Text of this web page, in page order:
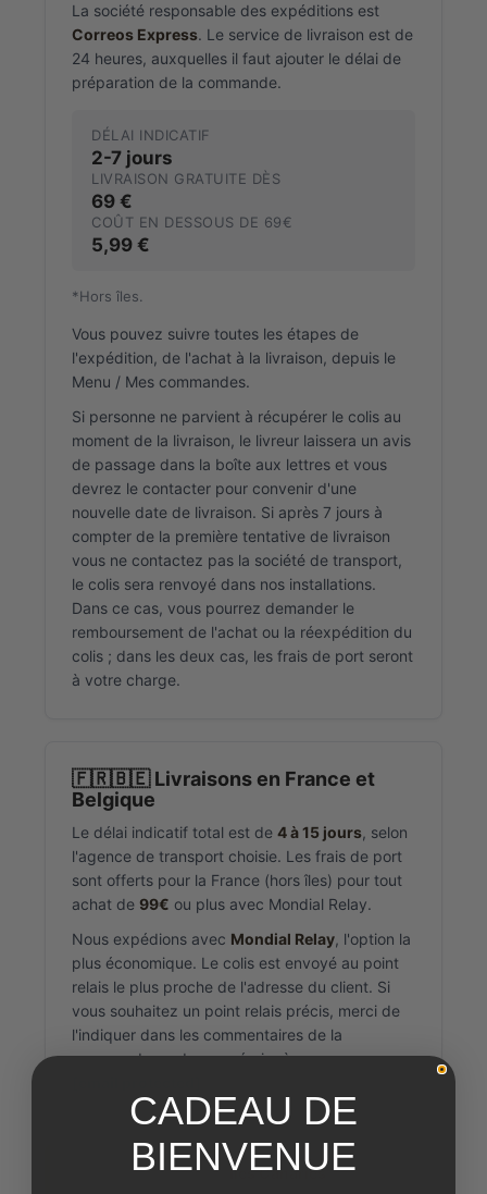
La société responsable des expéditions est
Correos Express. Le service de livraison est de
24 heures, auxquelles il faut ajouter le délai de
préparation de la commande.
DÉLAI INDICATIF
2-7 jours
LIVRAISON GRATUITE DÈS
69 €
COÛT EN DESSOUS DE 69€
5,99 €
*Hors îles.
Vous pouvez suivre toutes les étapes de
l'expédition, de l'achat à la livraison, depuis le
Menu / Mes commandes.
Si personne ne parvient à récupérer le colis au
moment de la livraison, le livreur laissera un avis
de passage dans la boîte aux lettres et vous
devrez le contacter pour convenir d'une
nouvelle date de livraison. Si après 7 jours à
compter de la première tentative de livraison
vous ne contactez pas la société de transport,
le colis sera renvoyé dans nos installations.
Dans ce cas, vous pourrez demander le
remboursement de l'achat ou la réexpédition du
colis ; dans les deux cas, les frais de port seront
à votre charge.
🇫🇷🇧🇪 Livraisons en France et
Belgique
Le délai indicatif total est de4 à 15 jours, selon
l'agence de transport choisie. Les frais de port
sont offerts pour la France (hors îles) pour tout
achat de 99€ ou plus avec Mondial Relay.
Nous expédions avec Mondial Relay, l'option la
plus économique. Le colis est envoyé au point
relais le plus proche de l'adresse du client. Si
vous souhaitez un point relais précis, merci de
l'indiquer dans les commentaires de la
commande ou de nous écrire à
⚠️ Les envois vers les Îles Canaries sont soumis
CADEAU DE
BIENVENUE